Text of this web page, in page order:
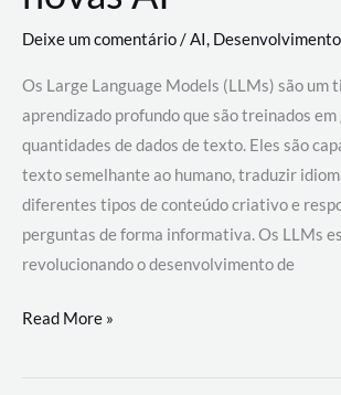
Deixe um comentário/AI, Desenvolvimento
Os Large Language Models (LLMs) são um
aprendizado profundo que são treinados em
quantidades de dados de texto. Eles são
texto semelhante ao humano, traduzir
diferentes tipos de conteúdo criativo e
perguntas de forma informativa. Os LLMs
revolucionando o desenvolvimento de
Large
Models
Read More »